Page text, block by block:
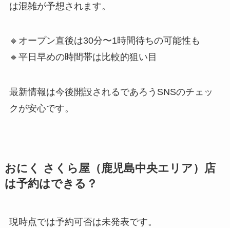
は混雑が予想されます。
🔸オープン直後は30分〜1時間待ちの可能性も
🔸平日早めの時間帯は比較的狙い目
最新情報は今後開設されるであろうSNSのチェッ
クが安心です。
おにく さくら屋（鹿児島中央エリア）店
は予約はできる？
現時点では予約可否は未発表です。